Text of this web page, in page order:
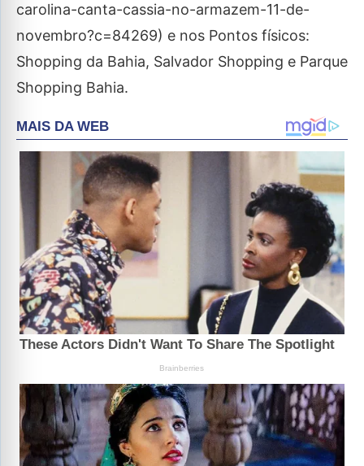
carolina-canta-cassia-no-armazem-11-de-
novembro?c=84269) e nos Pontos físicos:
Shopping da Bahia, Salvador Shopping e Parque
Shopping Bahia.